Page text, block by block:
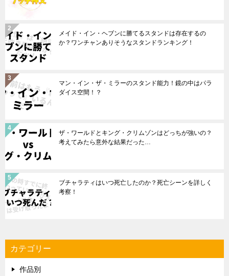
メイド・イン・ヘブンに勝てるスタンドは存在するの
か？ワンチャンありそうなスタンドランキング！
マン・イン・ザ・ミラーのスタンド能力！鏡の中はパラ
ダイス空間！？
ザ・ワールドとキング・クリムゾンはどっちが強いの？
考えてみたら意外な結果だった…
ブチャラティはいつ死亡したのか？死亡シーンを詳しく
考察！
カテゴリー
作品別